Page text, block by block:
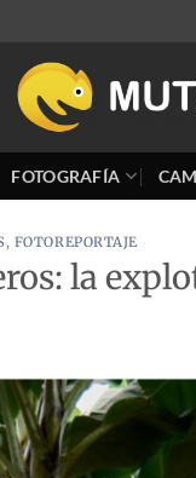
FOTOGRAFÍA
, FOTOREPORTAJE
la